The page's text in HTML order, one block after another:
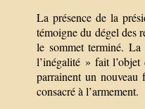
La présence de la
témoigne du dégel des
le sommet terminé.
l’inégalité » fait
parrainent un nouveau
consacré à l’armement.